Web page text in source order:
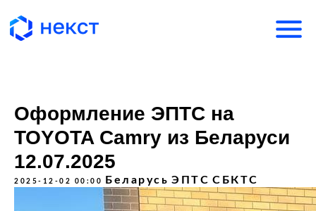
Оформление ЭПТС на
TOYOTA Camry из Беларуси
12.07.2025
2025-12-02 00:00 Беларусь ЭПТС СБКТС